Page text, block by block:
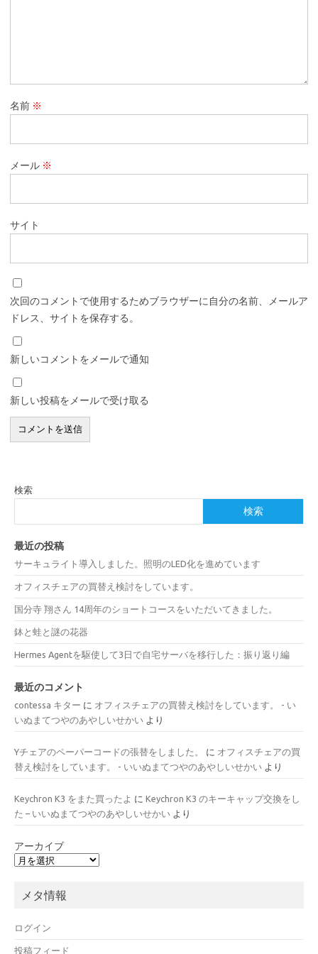
名前 ※
メール ※
サイト
次回のコメントで使用するためブラウザーに自分の名前、メールア
ドレス、サイトを保存する。
新しいコメントをメールで通知
新しい投稿をメールで受け取る
検索
検索
最近の投稿
サーキュライト導入しました。照明のLED化を進めています
オフィスチェアの買替え検討をしています。
国分寺 翔さん 14周年のショートコースをいただいてきました。
鉢と蛙と謎の花器
Hermes Agentを駆使して3日で自宅サーバを移行した：振り返り編
最近のコメント
contessa キター に オフィスチェアの買替え検討をしています。 - い
いぬまてつやのあやしいせかい より
Yチェアのペーパーコードの張替をしました。 に オフィスチェアの買
替え検討をしています。 - いいぬまてつやのあやしいせかい より
Keychron K3 をまた買ったよ に Keychron K3 のキーキャップ交換をし
た – いいぬまてつやのあやしいせかい より
アーカイブ
メタ情報
ログイン
投稿フィード